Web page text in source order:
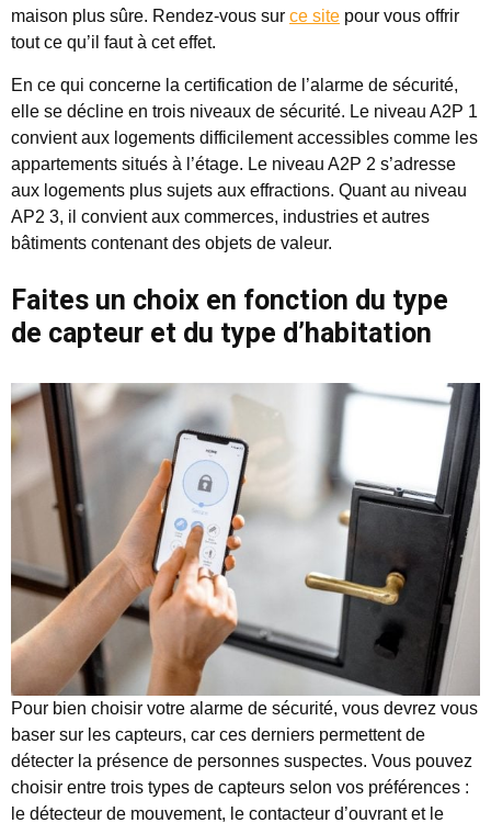
maison plus sûre. Rendez-vous sur ce site pour vous offrir
tout ce qu’il faut à cet effet.
En ce qui concerne la certification de l’alarme de sécurité,
elle se décline en trois niveaux de sécurité. Le niveau A2P 1
convient aux logements difficilement accessibles comme les
appartements situés à l’étage. Le niveau A2P 2 s’adresse
aux logements plus sujets aux effractions. Quant au niveau
AP2 3, il convient aux commerces, industries et autres
bâtiments contenant des objets de valeur.
Faites un choix en fonction du type
de capteur et du type d’habitation
Pour bien choisir votre alarme de sécurité, vous devrez vous
baser sur les capteurs, car ces derniers permettent de
détecter la présence de personnes suspectes. Vous pouvez
choisir entre trois types de capteurs selon vos préférences :
le détecteur de mouvement, le contacteur d’ouvrant et le